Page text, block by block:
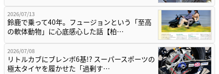
2026/07/13
鈴鹿で乗って40年。フュージョンという「至高
の軟体動物」に心底感心した話【柏…
2026/07/08
リトルカブにブレンボ6基!? スーパースポーツの
極太タイヤを履かせた「過剰す…